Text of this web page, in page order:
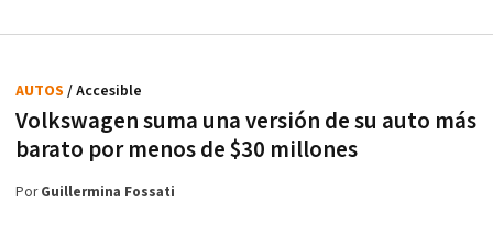
Volkswagen suma una versión de su auto más
barato por menos de $30 millones
AUTOS / Accesible
PorGuillermina Fossati